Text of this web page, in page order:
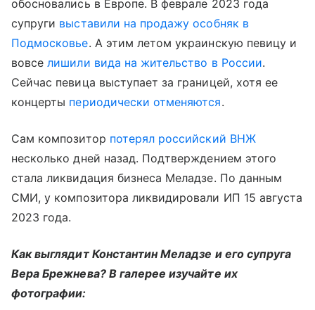
обосновались в Европе. В феврале 2023 года
супруги выставили на продажу особняк в
Подмосковье. А этим летом украинскую певицу и
вовселишили вида на жительство в России.
Сейчас певица выступает за границей, хотя ее
концерты периодически отменяются.
Сам композитор потерял российский ВНЖ
несколько дней назад. Подтверждением этого
стала ликвидация бизнеса Меладзе. По данным
СМИ, у композитора ликвидировали ИП 15 августа
2023 года.
Как выглядит Константин Меладзе и его супруга
Вера Брежнева? В галерее изучайте их
фотографии: